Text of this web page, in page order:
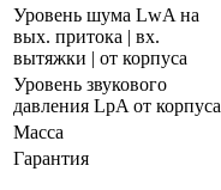
Уровень шума LwA на
вых. притока | вх.
вытяжки | от корпуса
Уровень звукового
давления LpA от корпуса
Масса
Гарантия